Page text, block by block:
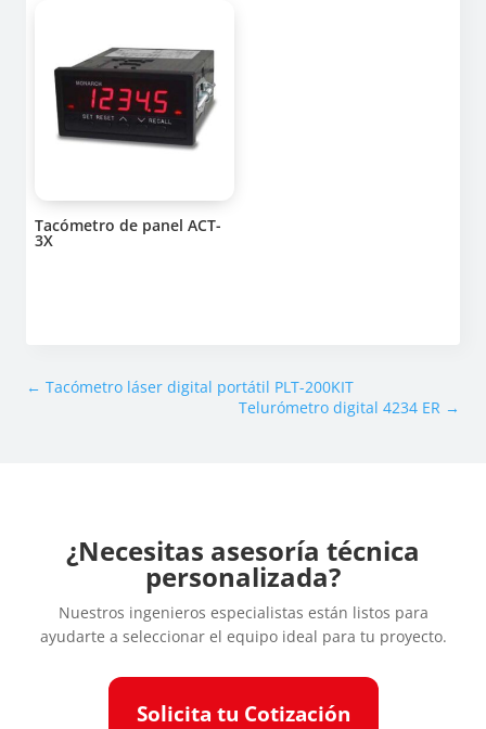
Tacómetro de panel ACT-
3X
←Tacómetro láser digital portátil PLT-200KIT
Telurómetro digital 4234 ER →
¿Necesitas asesoría técnica
personalizada?
Nuestros ingenieros especialistas están listos para
ayudarte a seleccionar el equipo ideal para tu proyecto.
Solicita tu Cotización